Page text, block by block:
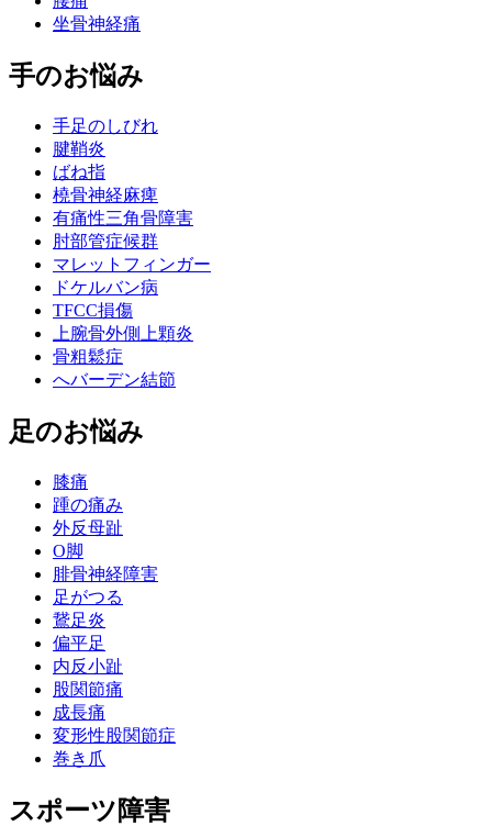
坐骨神経痛
手のお悩み
手足のしびれ
腱鞘炎
ばね指
橈骨神経麻痺
有痛性三角骨障害
肘部管症候群
マレットフィンガー
ドケルバン病
TFCC損傷
上腕骨外側上顆炎
骨粗鬆症
へバーデン結節
足のお悩み
膝痛
踵の痛み
外反母趾
О脚
腓骨神経障害
足がつる
鵞足炎
偏平足
内反小趾
股関節痛
成長痛
変形性股関節症
巻き爪
スポーツ障害